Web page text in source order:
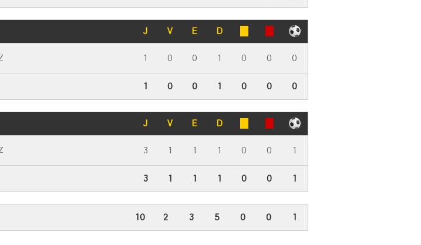
J V E D
1 0 0 1 0 0 0
1 0 0 1 0 0 0
J V E D
3 1 1 1 0 0 1
3 1 1 1 0 0 1
10 2 3 5 0 0 1